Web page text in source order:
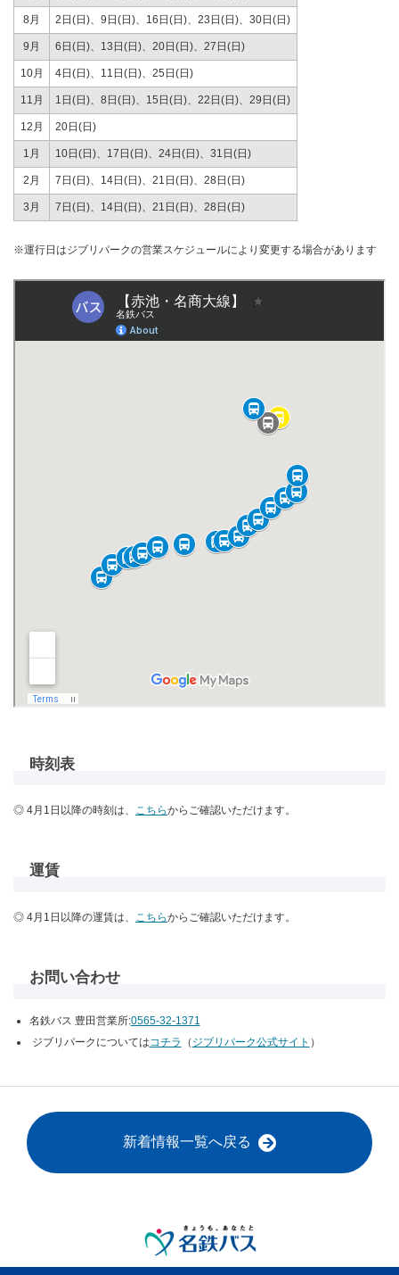
8月 2日(日)、9日(日)、16日(日)、23日(日)、30日(日)
9月 6日(日)、13日(日)、20日(日)、27日(日)
10月 4日(日)、11日(日)、25日(日)
11月 1日(日)、8日(日)、15日(日)、22日(日)、29日(日)
12月 20日(日)
1月 10日(日)、17日(日)、24日(日)、31日(日)
2月 7日(日)、14日(日)、21日(日)、28日(日)
3月 7日(日)、14日(日)、21日(日)、28日(日)
※運行日はジブリパークの営業スケジュールにより変更する場合があります
時刻表
◎ 4月1日以降の時刻は、 こちらからご確認いただけます。
運賃
◎ 4月1日以降の運賃は、 こちらからご確認いただけます。
お問い合わせ
名鉄バス 豊田営業所:0565-32-1371
ジブリパークについては コチラ （ ジブリパーク公式サイト ）
新着情報一覧へ戻る